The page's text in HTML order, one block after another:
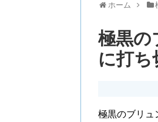
ホーム
極黒の
に打ち
極黒のブリュ